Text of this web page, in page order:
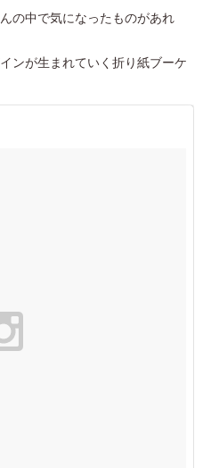
の中で気になったものがあれ
ンが生まれていく折り紙ブーケ